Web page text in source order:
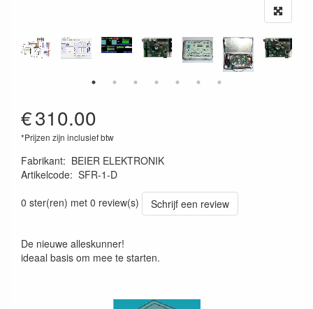
€310.00
*Prijzen zijn inclusief btw
Fabrikant: BEIER ELEKTRONIK
Artikelcode: SFR-1-D
0 ster(ren) met 0 review(s)
Schrijf een review
De nieuwe alleskunner!
ideaal basis om mee te starten.